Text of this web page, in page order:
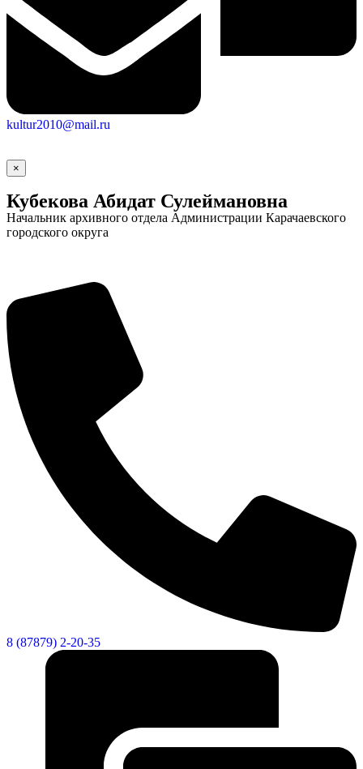
Социальные
kultur2010@mail.ru
×
Кубекова Абидат Сулеймановна
Начальник архивного отдела Администрации Карачаевского
городского округа
8 (87879) 2-20-35